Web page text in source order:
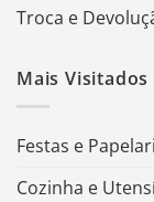
Troca e
Mais Visitados
Festas e
Cozinha e